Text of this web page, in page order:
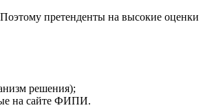
претенденты на высокие оценки
решения);
на сайте ФИПИ.